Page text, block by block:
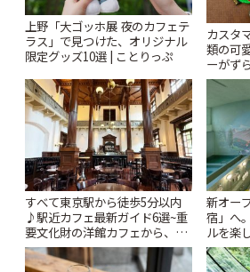
上野「大ゴッホ展 夜のカフェテ
ラス」で見つけた、オリジナル
限定グッズ10選 | ことりっぷ
カスタ
類の可
ーがず
「
すべて東京駅から徒歩5分以内
♪駅近カフェ最新ガイド6選~重
要文化財の洋館カフェから、改
札すぐのレトロ喫茶まで~ | こと
りっぷ
新オー
宿」へ
ルを楽
| こと